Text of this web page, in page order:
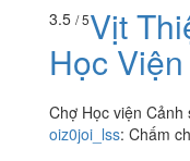
3.5 / 5Vịt
Học
Chợ Học viện
oiz0joi_lss: Chấm